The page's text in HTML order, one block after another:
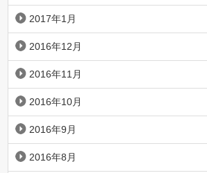
2017年1月
2016年12月
2016年11月
2016年10月
2016年9月
2016年8月